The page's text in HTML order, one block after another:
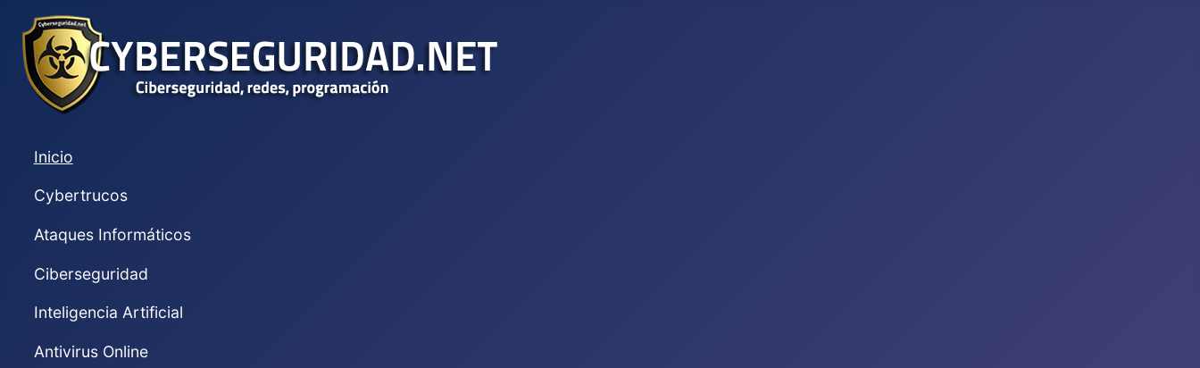
Inicio
Cybertrucos
Ataques Informáticos
Ciberseguridad
Inteligencia Artificial
Antivirus Online